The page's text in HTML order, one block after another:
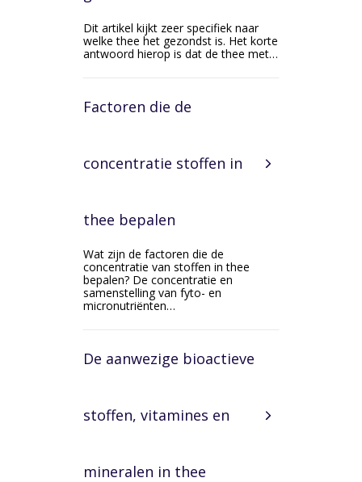
Dit artikel kijkt zeer specifiek naar
welke thee het gezondst is. Het korte
antwoord hierop is dat de thee met…
Factoren die de
concentratie stoffen in
thee bepalen
Wat zijn de factoren die de
concentratie van stoffen in thee
bepalen? De concentratie en
samenstelling van fyto- en
micronutriënten…
De aanwezige bioactieve
stoffen, vitamines en
mineralen in thee